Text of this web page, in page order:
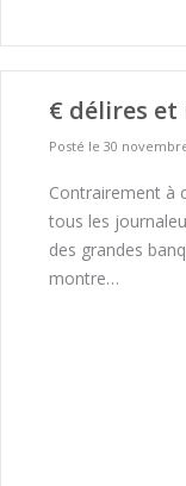
€ délires
Posté le 30
Contrairement à
tous les
des grandes
montre…